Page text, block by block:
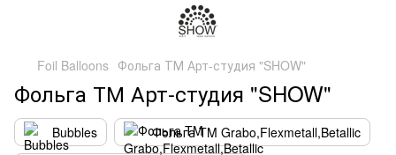
Foil Balloons Фольга ТМ Арт-студия "SHOW"
Фольга ТМ Арт-студия "SHOW"
Bubbles
Фольга TM Grabo,Flexmetall,Betallic